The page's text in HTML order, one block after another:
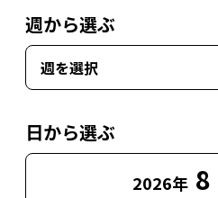
週から選ぶ
週を選択
日から選ぶ
2026年 8